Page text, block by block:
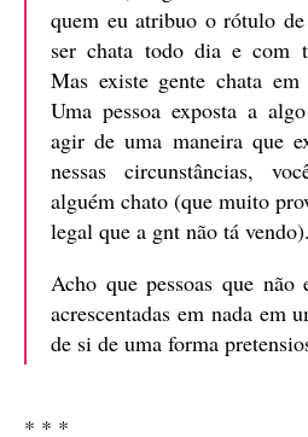
quem eu atribuo o rótulo de
ser chata todo dia e com
Mas existe gente chata em
Uma pessoa exposta a
agir de uma maneira que
nessas circunstâncias,
alguém chato (que muito
legal que a gnt não tá vendo).
Acho que pessoas que não
acrescentadas em nada em
de si de uma forma
* * *